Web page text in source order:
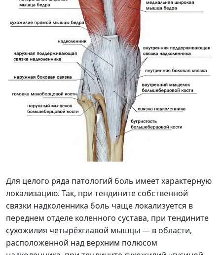
Для целого ряда патологий боль имеет характерную
локализацию. Так, при тендините собственной
связки надколенника боль чаще локализуется в
переднем отделе коленного сустава, при тендините
сухожилия четырёхглавой мышцы — в области,
расположенной над верхним полюсом